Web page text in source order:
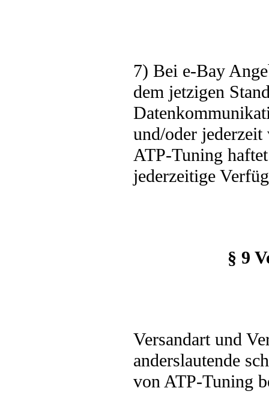
7) Bei e-Bay
dem jetzigen
und/oder
ATP-Tuning
jederzeitige
§ 9
Versandart und
anderslautende
von ATP-Tuning